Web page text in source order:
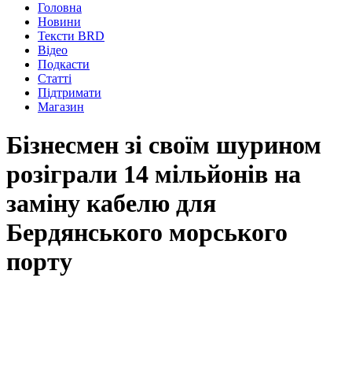
Головна
Новини
Тексти BRD
Відео
Подкасти
Статті
Підтримати
Магазин
Бізнесмен зі своїм шурином
розіграли 14 мільйонів на
заміну кабелю для
Бердянського морського
порту